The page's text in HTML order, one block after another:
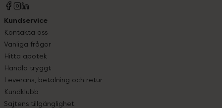
Kundservice
Kontakta oss
Vanliga frågor
Hitta apotek
Handla tryggt
Leverans, betalning och retur
Kundklubb
Sajtens tillgänglighet